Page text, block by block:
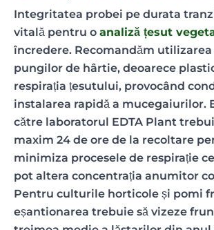
Integritatea probei pe durata
vitală pentru o analiză țesut
încredere. Recomandăm utilizarea
pungilor de hârtie, deoarece
respirația țesutului, provocând
instalarea rapidă a mucegaiurilor.
către laboratorul EDTA Plant
maxim 24 de ore de la recoltare
minimiza procesele de respirație
pot altera concentrația anumitor
Pentru culturile horticole și pomi
eșantionarea trebuie să vizeze